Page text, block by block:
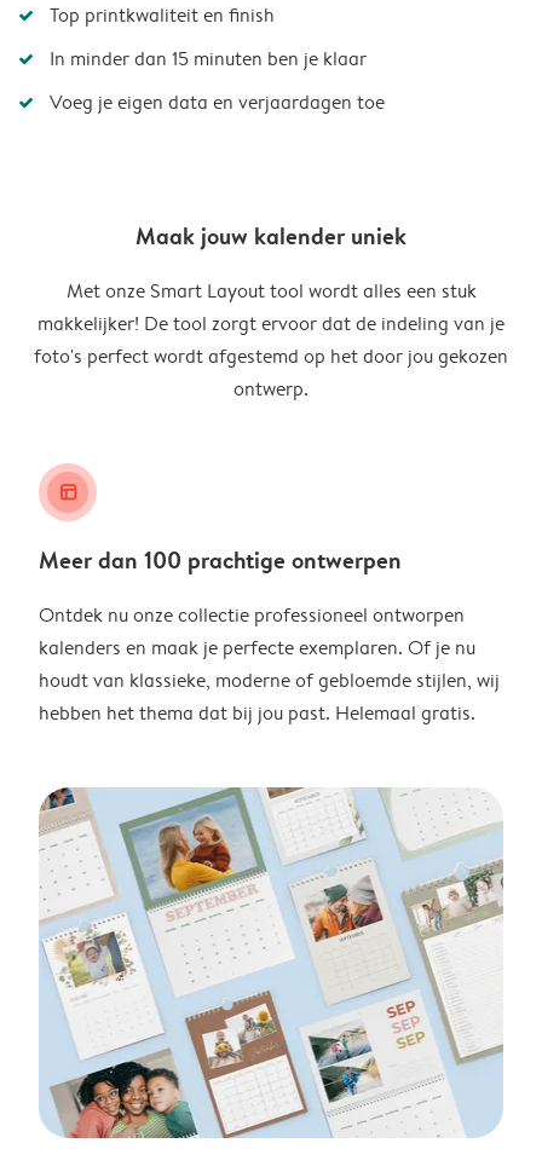
Top printkwaliteit en finish
In minder dan 15 minuten ben je klaar
Voeg je eigen data en verjaardagen toe
Maak jouw kalender uniek
Met onze Smart Layout tool wordt alles een stuk
makkelijker! De tool zorgt ervoor dat de indeling van je
foto's perfect wordt afgestemd op het door jou gekozen
ontwerp.
layout_alt
Meer dan 100 prachtige ontwerpen
Ontdek nu onze collectie professioneel ontworpen
kalenders en maak je perfecte exemplaren. Of je nu
houdt van klassieke, moderne of gebloemde stijlen, wij
hebben het thema dat bij jou past. Helemaal gratis.